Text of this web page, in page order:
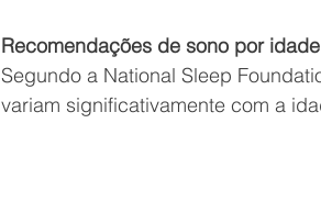
Recomendações de sono por idade
Segundo a National Sleep
variam significativamente com a